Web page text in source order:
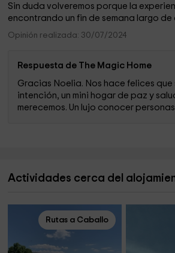
Sin duda volveremos porque la
encontrando un fin de semana largo de
Opinión realizada: 30/07/2024
Respuesta de The Magic Home
Gracias Noelia. Nos hace felices que
intención, un mini hogar de paz y
merecemos. Un lujo conocer
Actividades cerca del
Rutas a Caballo